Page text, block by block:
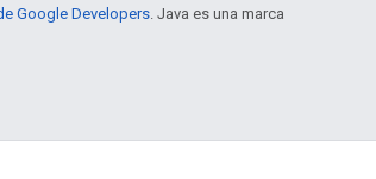
Google Developers. Java es una marca